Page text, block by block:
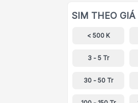
SIM THEO GIÁ
< 500 K
3 - 5 Tr
30 - 50 Tr